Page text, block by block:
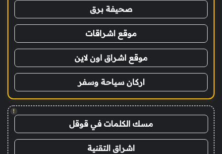
صحيفة برق
موقع اشراقات
موقع اشراق اون لاين
اركان سياحة وسفر
!
مسك الكلمات في قوقل
اشراق التقنية